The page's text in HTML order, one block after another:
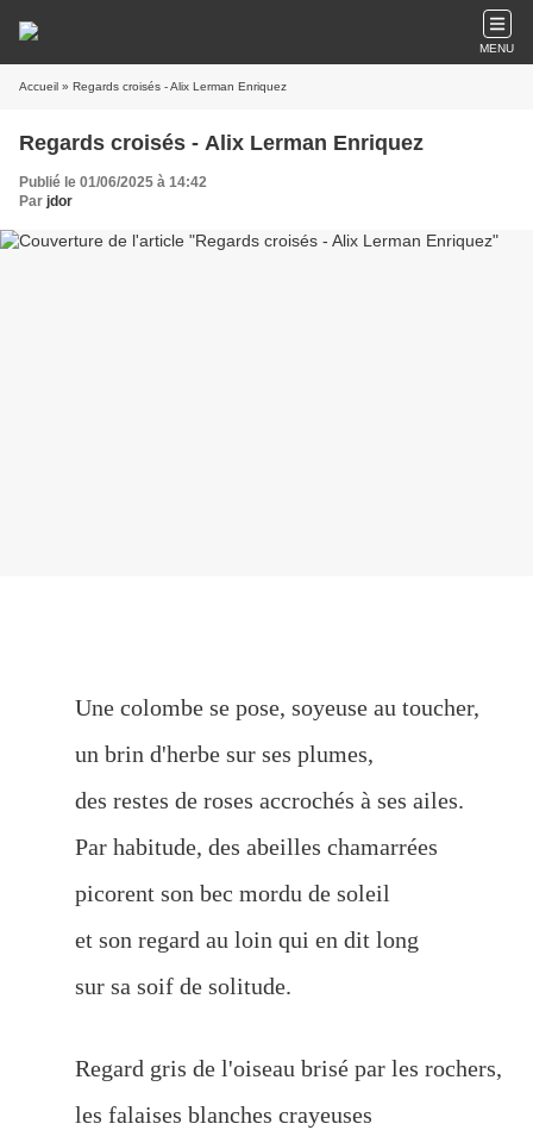
MENU
Accueil » Regards croisés - Alix Lerman Enriquez
Regards croisés - Alix Lerman Enriquez
Publié le 01/06/2025 à 14:42
Par jdor
Une colombe se pose, soyeuse au toucher,
un brin d'herbe sur ses plumes,
des restes de roses accrochés à ses ailes.
Par habitude, des abeilles chamarrées
picorent son bec mordu de soleil
et son regard au loin qui en dit long
sur sa soif de solitude.
Regard gris de l'oiseau brisé par les rochers,
les falaises blanches crayeuses